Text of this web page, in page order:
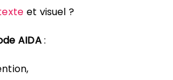
et visuel ?
AIDA: